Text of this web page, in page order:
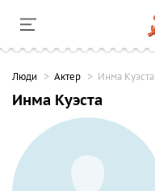
Люди Актер Инма Куэста
Инма Куэста